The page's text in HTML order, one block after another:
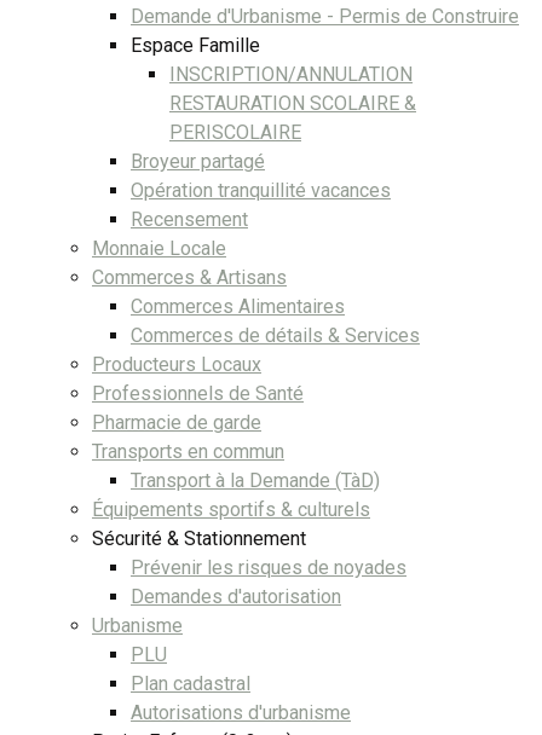
Demande d'Urbanisme - Permis de Construire
Espace Famille
INSCRIPTION/ANNULATION
RESTAURATION SCOLAIRE &
PERISCOLAIRE
Broyeur partagé
Opération tranquillité vacances
Recensement
Monnaie Locale
Commerces & Artisans
Commerces Alimentaires
Commerces de détails & Services
Producteurs Locaux
Professionnels de Santé
Pharmacie de garde
Transports en commun
Transport à la Demande (TàD)
Équipements sportifs & culturels
Sécurité & Stationnement
Prévenir les risques de noyades
Demandes d'autorisation
Urbanisme
PLU
Plan cadastral
Autorisations d'urbanisme